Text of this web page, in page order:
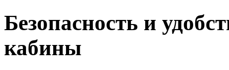
Безопасность и
кабины